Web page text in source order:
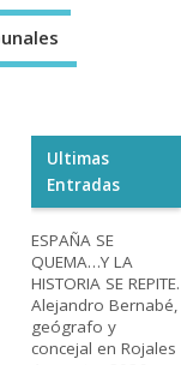
Ultimas
Entradas
ESPAÑA SE
QUEMA…Y LA
HISTORIA SE REPITE.
Alejandro Bernabé,
geógrafo y
concejal en Rojales